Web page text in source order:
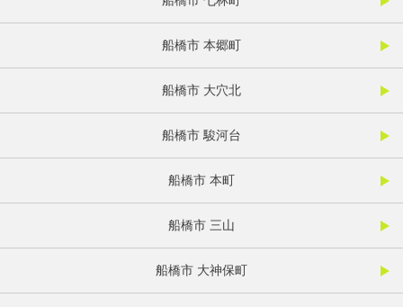
船橋市 本郷町
船橋市 大穴北
船橋市 駿河台
船橋市 本町
船橋市 三山
船橋市 大神保町